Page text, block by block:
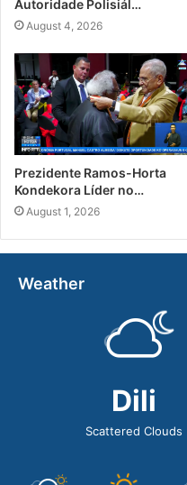
Autoridade Polisiál…
August 4, 2026
Prezidente Ramos-Horta
Kondekora Líder no…
August 1, 2026
Weather
Dili
Scattered Clouds